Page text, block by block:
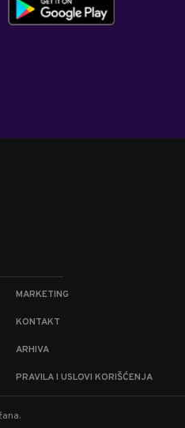
MARKETING
KONTAKT
ARHIVA
PRAVILA I USLOVI KORIŠĆENJA